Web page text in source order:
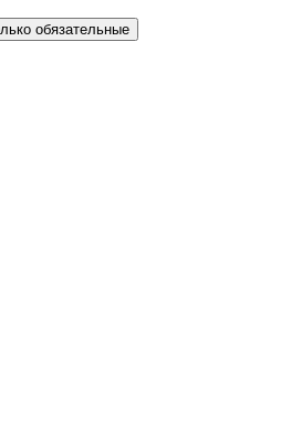
обязательные